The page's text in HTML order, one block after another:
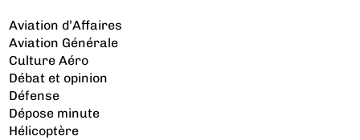
Aviation d’Affaires
Aviation Générale
Culture Aéro
Débat et opinion
Défense
Dépose minute
Hélicoptère